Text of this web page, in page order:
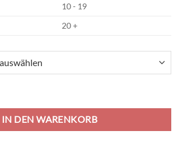
10 - 19
20 +
IN DEN WARENKORB